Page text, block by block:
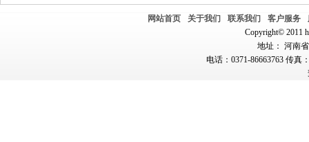
网站首页 关于我们 联系我们 客户服务
Copyright© 2011
地址： 河南
电话：0371-86663763 传真